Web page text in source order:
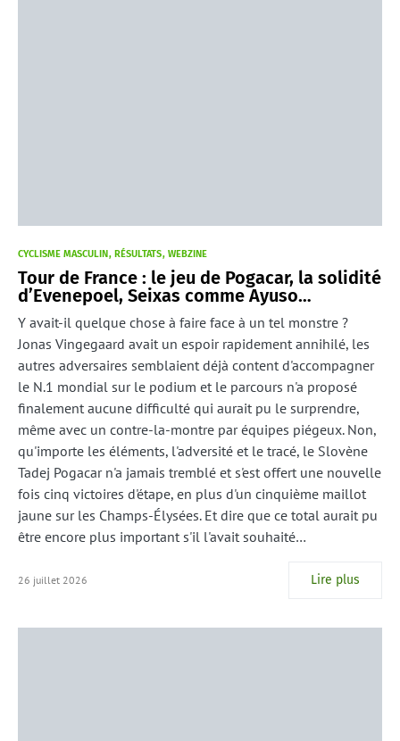
CYCLISME MASCULIN RÉSULTATS WEBZINE
Tour de France : le jeu de Pogacar, la solidité
d’Evenepoel, Seixas comme Ayuso…
Y avait-il quelque chose à faire face à un tel monstre ?
Jonas Vingegaard avait un espoir rapidement annihilé, les
autres adversaires semblaient déjà content d'accompagner
le N.1 mondial sur le podium et le parcours n'a proposé
finalement aucune difficulté qui aurait pu le surprendre,
même avec un contre-la-montre par équipes piégeux. Non,
qu'importe les éléments, l'adversité et le tracé, le Slovène
Tadej Pogacar n'a jamais tremblé et s'est offert une nouvelle
fois cinq victoires d'étape, en plus d'un cinquième maillot
jaune sur les Champs-Élysées. Et dire que ce total aurait pu
être encore plus important s'il l'avait souhaité…
26 juillet 2026 Lire plus